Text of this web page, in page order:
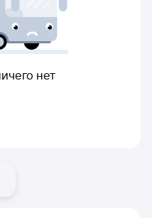
нет